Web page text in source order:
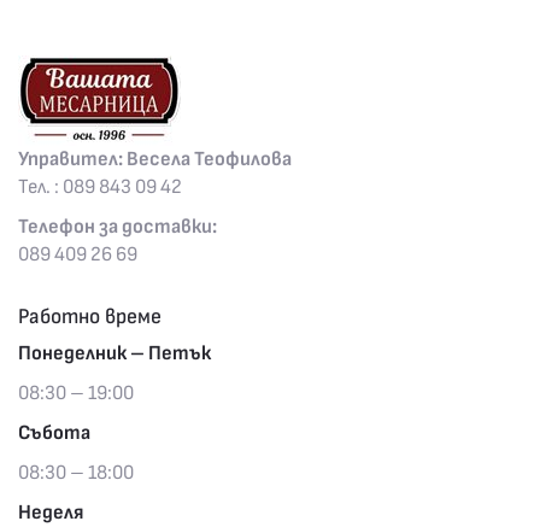
Управител: Весела Теофилова
Тел. : 089 843 09 42
Телефон за доставки:
089 409 26 69
Работно време
Понеделник – Петък
08:30 – 19:00
Събота
08:30 – 18:00
Неделя